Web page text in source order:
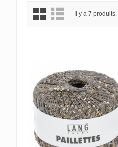
Il y a 7 produits.